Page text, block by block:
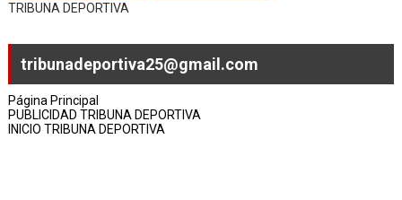
TRIBUNA DEPORTIVA
tribunadeportiva25@gmail.com
Página Principal
PUBLICIDAD TRIBUNA DEPORTIVA
INICIO TRIBUNA DEPORTIVA